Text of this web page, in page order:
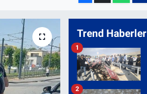
Trend Haberler
1
2